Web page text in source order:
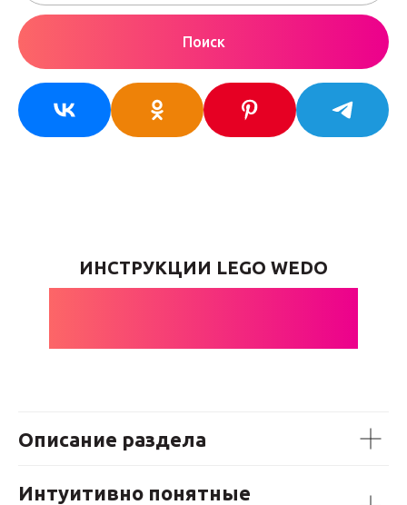
Поиск
ИНСТРУКЦИИ LEGO WEDO
Описание раздела
Интуитивно понятные